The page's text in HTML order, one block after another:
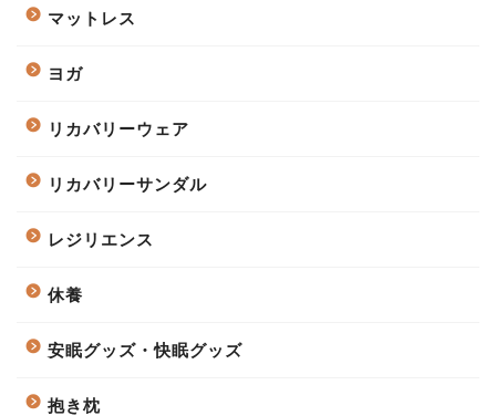
マットレス
ヨガ
リカバリーウェア
リカバリーサンダル
レジリエンス
休養
安眠グッズ・快眠グッズ
抱き枕